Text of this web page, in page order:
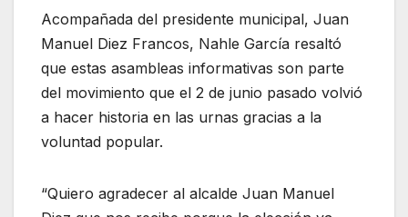
Acompañada del presidente municipal, Juan
Manuel Diez Francos, Nahle García resaltó
que estas asambleas informativas son parte
del movimiento que el 2 de junio pasado volvió
a hacer historia en las urnas gracias a la
voluntad popular.
“Quiero agradecer al alcalde Juan Manuel